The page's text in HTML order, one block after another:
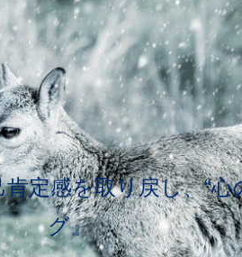
定感を取り戻し、“
グ』